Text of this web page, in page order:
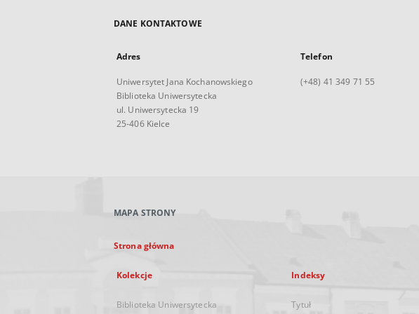
DANE KONTAKTOWE
Adres
Uniwersytet Jana Kochanowskiego
Biblioteka Uniwersytecka
ul. Uniwersytecka 19
25-406 Kielce
Telefon
(+48) 41 349 71 55
MAPA STRONY
Strona główna
Kolekcje
Biblioteka Uniwersytecka
Indeksy
Tytuł